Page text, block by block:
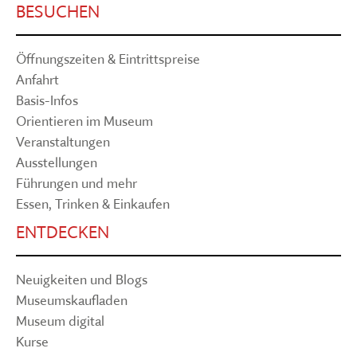
BESUCHEN
Öffnungszeiten & Eintrittspreise
Anfahrt
Basis-Infos
Orientieren im Museum
Veranstaltungen
Ausstellungen
Führungen und mehr
Essen, Trinken & Einkaufen
ENTDECKEN
Neuigkeiten und Blogs
Museumskaufladen
Museum digital
Kurse